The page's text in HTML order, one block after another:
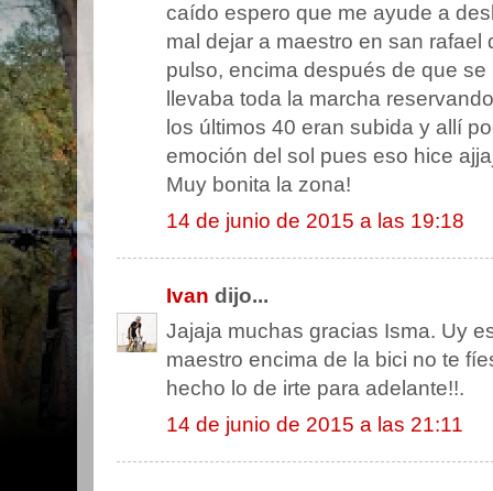
caído espero que me ayude a
mal dejar a maestro en san
pulso, encima después de que
llevaba toda la marcha
los últimos 40 eran subida y allí
emoción del sol pues eso hice
Muy bonita la zona!
14 de junio de 2015 a las 19:18
Ivan dijo...
Jajaja muchas gracias Isma. Uy
maestro encima de la bici no te
hecho lo de irte para adelante!!.
14 de junio de 2015 a las 21:11